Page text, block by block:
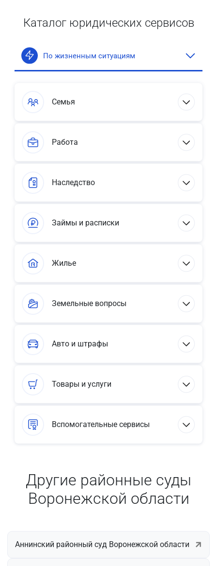
Каталог юридических сервисов
По жизненным ситуациям
Семья
Работа
Наследство
Займы и расписки
Жилье
Земельные вопросы
Авто и штрафы
Товары и услуги
Вспомогательные сервисы
Другие районные суды
Воронежской области
Аннинский районный суд Воронежской области